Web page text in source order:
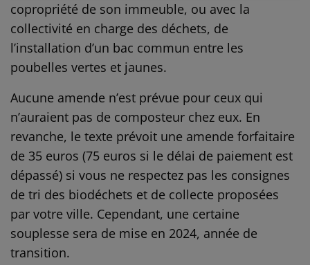
copropriété de son immeuble, ou avec la
collectivité en charge des déchets, de
l’installation d’un bac commun entre les
poubelles vertes et jaunes.
Aucune amende n’est prévue pour ceux qui
n’auraient pas de composteur chez eux. En
revanche, le texte prévoit une amende forfaitaire
de 35 euros (75 euros si le délai de paiement est
dépassé) si vous ne respectez pas les consignes
de tri des biodéchets et de collecte proposées
par votre ville. Cependant, une certaine
souplesse sera de mise en 2024, année de
transition.